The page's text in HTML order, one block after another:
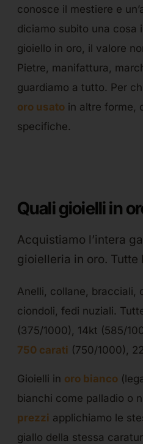
conosce il mestiere e
diciamo subito una cosa
gioiello in oro, il valore
Pietre, manifattura,
guardiamo a tutto. Per
oro usato in altre forme,
specifiche.
Quali gioielli in
Acquistiamo l’intera
gioielleria in oro.
Anelli, collane, bracciali,
ciondoli, fedi nuziali.
(375/1000), 14kt (585/
750 carati (750/1000),
Gioielli in oro bianco
bianchi come palladio o
prezzi applichiamo le
giallo della stessa